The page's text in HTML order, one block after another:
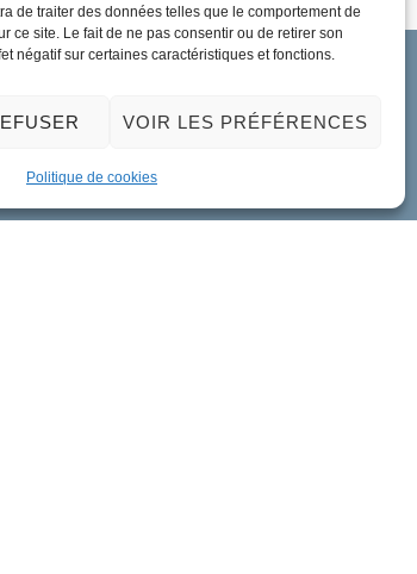
de traiter des données telles que le comportement de
ce site. Le fait de ne pas consentir ou de retirer son
négatif sur certaines caractéristiques et fonctions.
VOIR LES PRÉFÉRENCES
Politique de cookies